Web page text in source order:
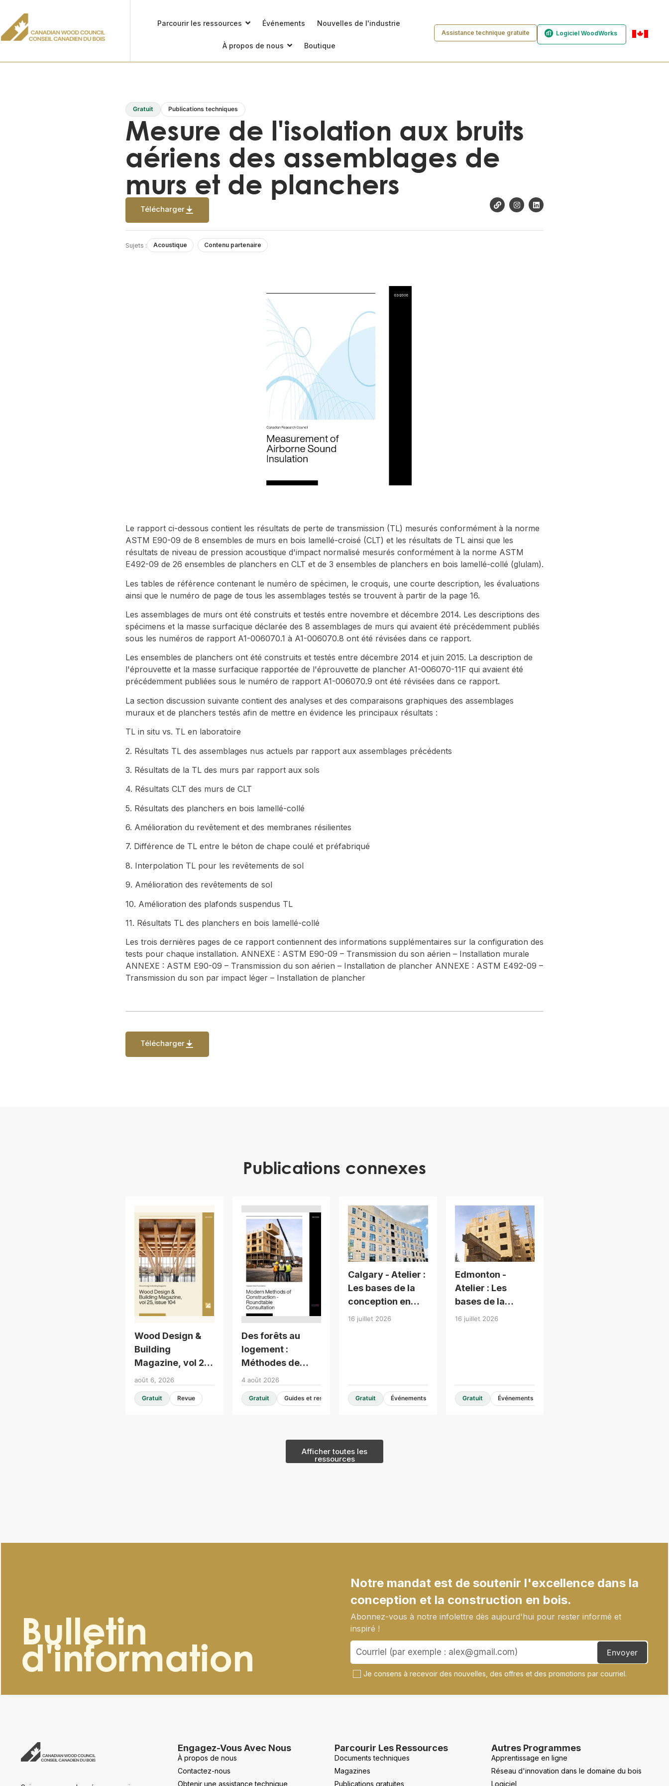
Parcourir les ressources Événements Nouvelles de l'industrie
À propos de nous Boutique
Assistance technique gratuite Logiciel WoodWorks
Gratuit Publications techniques
Mesure de l'isolation aux bruits
aériens des assemblages de
murs et de planchers
Télécharger
Sujets : Acoustique Contenu partenaire
Le rapport ci-dessous contient les résultats de perte de transmission (TL) mesurés conformément à la norme
ASTM E90-09 de 8 ensembles de murs en bois lamellé-croisé (CLT) et les résultats de TL ainsi que les
résultats de niveau de pression acoustique d'impact normalisé mesurés conformément à la norme ASTM
E492-09 de 26 ensembles de planchers en CLT et de 3 ensembles de planchers en bois lamellé-collé (glulam).
Les tables de référence contenant le numéro de spécimen, le croquis, une courte description, les évaluations
ainsi que le numéro de page de tous les assemblages testés se trouvent à partir de la page 16.
Les assemblages de murs ont été construits et testés entre novembre et décembre 2014. Les descriptions des
spécimens et la masse surfacique déclarée des 8 assemblages de murs qui avaient été précédemment publiés
sous les numéros de rapport A1-006070.1 à A1-006070.8 ont été révisées dans ce rapport.
Les ensembles de planchers ont été construits et testés entre décembre 2014 et juin 2015. La description de
l'éprouvette et la masse surfacique rapportée de l'éprouvette de plancher A1-006070-11F qui avaient été
précédemment publiées sous le numéro de rapport A1-006070.9 ont été révisées dans ce rapport.
La section discussion suivante contient des analyses et des comparaisons graphiques des assemblages
muraux et de planchers testés afin de mettre en évidence les principaux résultats :
TL in situ vs. TL en laboratoire
2. Résultats TL des assemblages nus actuels par rapport aux assemblages précédents
3. Résultats de la TL des murs par rapport aux sols
4. Résultats CLT des murs de CLT
5. Résultats des planchers en bois lamellé-collé
6. Amélioration du revêtement et des membranes résilientes
7. Différence de TL entre le béton de chape coulé et préfabriqué
8. Interpolation TL pour les revêtements de sol
9. Amélioration des revêtements de sol
10. Amélioration des plafonds suspendus TL
11. Résultats TL des planchers en bois lamellé-collé
Les trois dernières pages de ce rapport contiennent des informations supplémentaires sur la configuration des
tests pour chaque installation. ANNEXE : ASTM E90-09 – Transmission du son aérien – Installation murale
ANNEXE : ASTM E90-09 – Transmission du son aérien – Installation de plancher ANNEXE : ASTM E492-09 –
Transmission du son par impact léger – Installation de plancher
Télécharger
Publications connexes
Wood Design &
Building
Magazine, vol 25,
issue 104
août 6, 2026
Gratuit Revue
Des forêts au
logement :
Méthodes de
construction
modernes -
Consultation en
4 août 2026
Gratuit Guides et ressources de conception
Calgary - Atelier :
Les bases de la
conception en
bois pour
16 juillet 2026
Gratuit Événements
Edmonton -
Atelier : Les
bases de la
conception en
16 juillet 2026
Gratuit Événements
Afficher toutes les
ressources
Bulletin
d'information
Notre mandat est de soutenir l'excellence dans la
conception et la construction en bois.
Abonnez-vous à notre infolettre dès aujourd'hui pour rester informé et
inspiré !
Je consens à recevoir des nouvelles, des offres et des promotions par courriel.
Envoyer
Engagez-Vous Avec Nous
À propos de nous
Contactez-nous
Obtenir une assistance technique
Parcourir Les Ressources
Documents techniques
Magazines
Publications gratuites
Autres Programmes
Apprentissage en ligne
Réseau d'innovation dans le domaine du bois
Logiciel